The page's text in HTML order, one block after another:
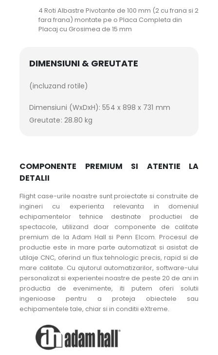
4 Roti Albastre Pivotante de 100 mm (2 cu frana si 2
fara frana) montate pe o Placa Completa din
Placaj cu Grosimea de 15 mm
DIMENSIUNI & GREUTATE
(incluzand rotile)
Dimensiuni (WxDxH): 554 x 898 x 731 mm
Greutate: 28.80 kg
COMPONENTE PREMIUM SI ATENTIE LA
DETALII
Flight case-urile noastre sunt proiectate si construite de
ingineri cu experienta relevanta in domeniul
echipamentelor tehnice destinate productiei de
spectacole, utilizand doar componente de calitate
premium de la Adam Hall si Penn Elcom. Procesul de
productie este in mare parte automatizat si asistat de
utilaje CNC, oferind un flux tehnologic precis, rapid si de
mare calitate. Cu ajutorul automatizarilor, software-ului
personalizat si experientei noastre de peste 20 de ani in
productia de evenimente, iti putem oferi solutii
ingenioase pentru a proteja obiectele sau
echipamentele tale, chiar si in conditii eXtreme.